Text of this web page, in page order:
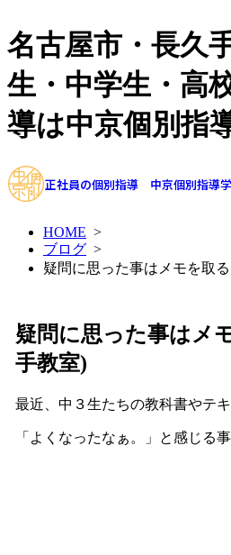
名古屋市・長久
生・中学生・高
導は中京個別指
正社員の個別指導 中京個別指導
HOME >
ブログ >
疑問に思った事はメモを取
疑問に思った事はメ
手教室)
最近、中３生たちの教科書やテ
「よくなったなぁ。」と感じる